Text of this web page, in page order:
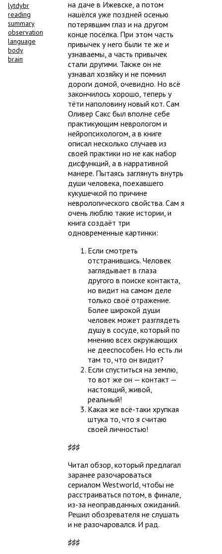
lytdybr
reading
summary
observation
language
body
brain
на даче в Ижевске, а потом
нашёлся уже поздней осенью
потерявшим глаз и на другом
конце посёлка. При этом часть
привычек у него были те же и
узнаваемы, а часть привычек
стали другими. Также он не
узнавал хозяйку и не помнил
дороги домой, очевидно. Но всё
закончилось хорошо, теперь у
тёти наполовину новый кот. Сам
Оливер Сакс был вполне себе
практикующим неврологом и
нейропсихологом, а в книге
описал несколько случаев из
своей практики но не как набор
дисфункций, а в нарративной
манере. Пытаясь заглянуть внутрь
души человека, поехавшего
кукушечкой по причине
неврологического свойства. Сам я
очень люблю такие истории, и
книга создаёт три
одновременные картинки:
Если смотреть
отстранившись. Человек
заглядывает в глаза
другого в поиске контакта,
но видит на самом деле
только своё отражение.
Более широкой души
человек может разглядеть
душу в сосуде, который по
мнению всех окружающих
не дееспособен. Но есть ли
там то, что он видит?
Если спуститься на землю,
то вот же он — контакт —
настоящий, живой,
реальный!
Какая же всё-таки хрупкая
штука то, что я считаю
своей личностью!
♯♯♯
Читал обзор, который предлагал
заранее разочароваться
сериалом Westworld, чтобы не
расстраиваться потом, в финале,
из-за неоправданных ожиданий.
Решил обозревателя не слушать
и не разочаровался. И рад.
♯♯♯